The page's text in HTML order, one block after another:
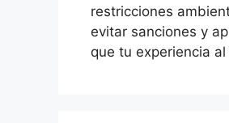
restricciones
evitar sanciones y
que tu experiencia